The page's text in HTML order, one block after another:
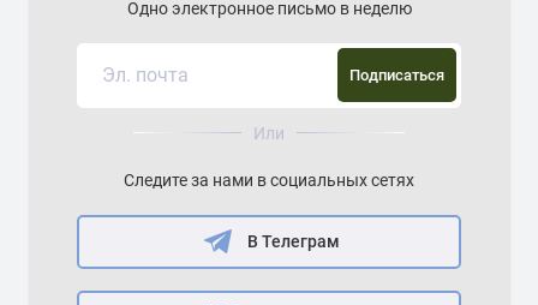
Одно электронное письмо в неделю
Подписаться
Или
Следите за нами в социальных сетях
В Телеграм